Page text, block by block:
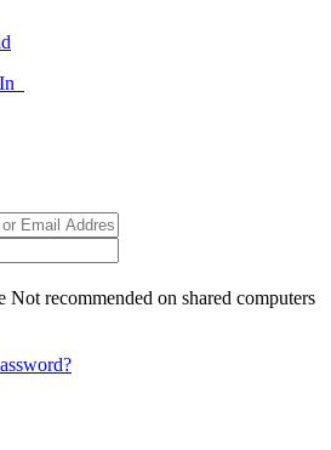
Not recommended on shared computers